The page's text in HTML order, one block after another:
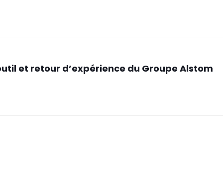
et retour d’expérience du Groupe Alstom